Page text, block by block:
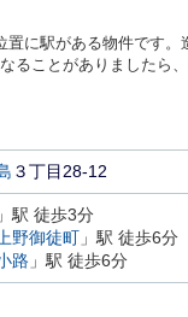
に駅がある物件です
ることがありました
３丁目28-12
」駅 徒歩3分
上野御徒町 」駅 徒歩6分
路 」駅 徒歩6分